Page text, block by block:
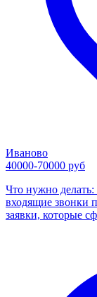
Иваново
40000-70000 руб
Что нужно
входящие звонки
заявки, которые